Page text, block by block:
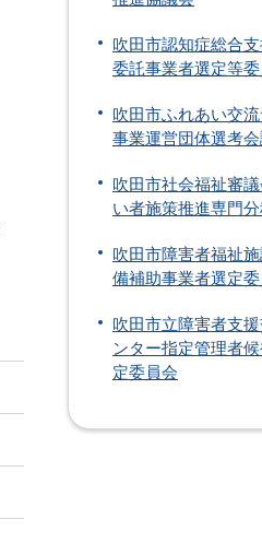
吹田市認知症総合
委託事業者選定等
吹田市ふれあい交
事業運営団体選考会
吹田市社会福祉審
い者施策推進専門
吹田市障害者福祉
備補助事業者選定
吹田市立障害者支
ンター指定管理者
定委員会